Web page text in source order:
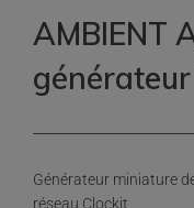
AMBIENT
générateur
Générateur miniature
réseau Clockit